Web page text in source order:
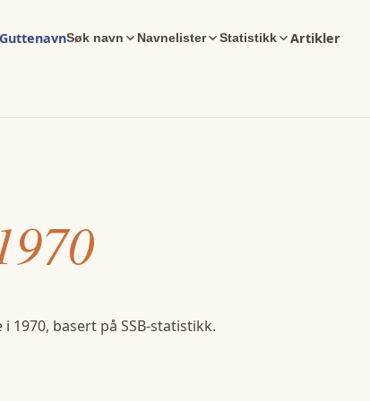
Søk navn Navnelister Statistikk Artikler
i 1970, basert på SSB-statistikk.